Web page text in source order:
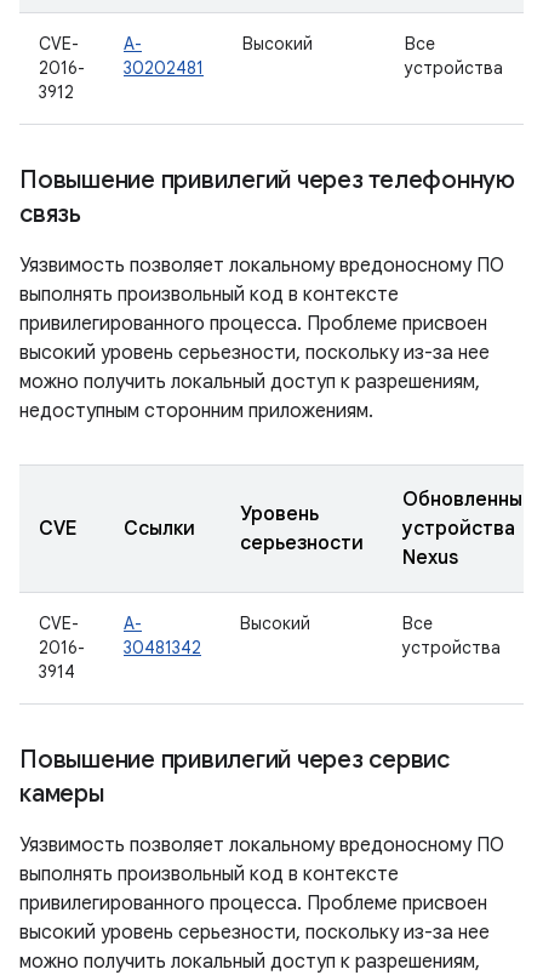
CVE-
2016-
3912
A-
30202481
Высокий
Все
устройства
Повышение привилегий через телефонную
связь
Уязвимость позволяет локальному вредоносному ПО
выполнять произвольный код в контексте
привилегированного процесса. Проблеме присвоен
высокий уровень серьезности, поскольку из-за нее
можно получить локальный доступ к разрешениям,
недоступным сторонним приложениям.
CVE Ссылки
Уровень
серьезности
Обновленные
устройства
Nexus
CVE-
2016-
3914
A-
30481342
Высокий
Все
устройства
Повышение привилегий через сервис
камеры
Уязвимость позволяет локальному вредоносному ПО
выполнять произвольный код в контексте
привилегированного процесса. Проблеме присвоен
высокий уровень серьезности, поскольку из-за нее
можно получить локальный доступ к разрешениям,